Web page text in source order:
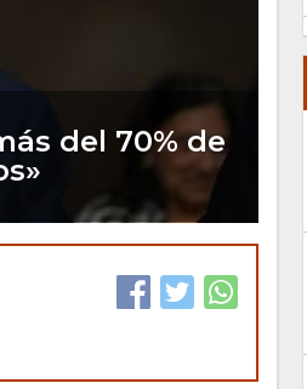
del 70% de